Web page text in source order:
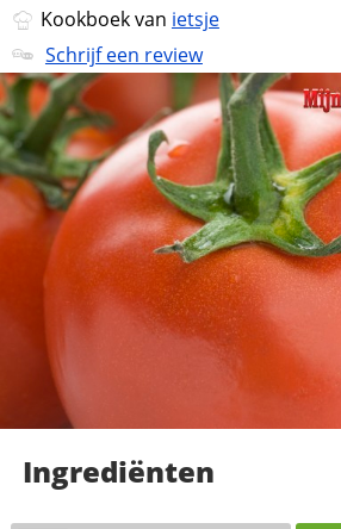
Kookboek van ietsje
Schrijf een review
Ingrediënten